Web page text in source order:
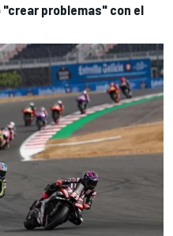
"crear problemas" con el